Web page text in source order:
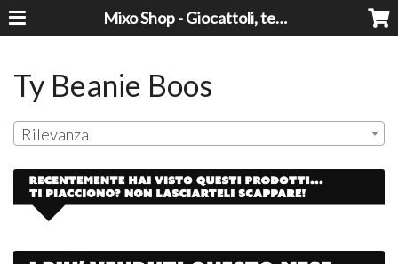
Mixo Shop - Giocattoli, tecnologia, casa e giardino a prezzi super!
Ty Beanie Boos
Rilevanza